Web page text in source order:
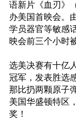
语新片《血刃》
办美国首映会。
学员器官等敏感
映会前三个小时
选美决赛有十亿
冠军，发表胜选
那比扔两颗原子
美国华盛顿特区
奖！